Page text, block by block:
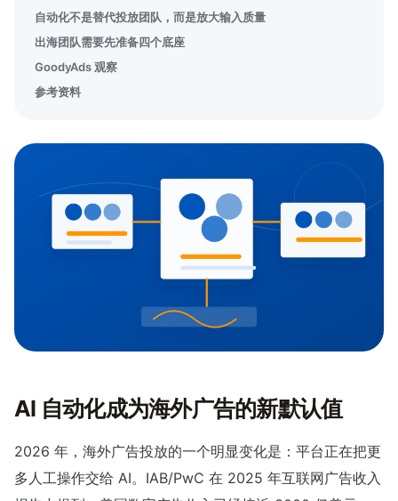
自动化不是替代投放团队，而是放大输入质量
出海团队需要先准备四个底座
GoodyAds 观察
参考资料
AI 自动化成为海外广告的新默认值
2026 年，海外广告投放的一个明显变化是：平台正在把更
多人工操作交给 AI。IAB/PwC 在 2025 年互联网广告收入